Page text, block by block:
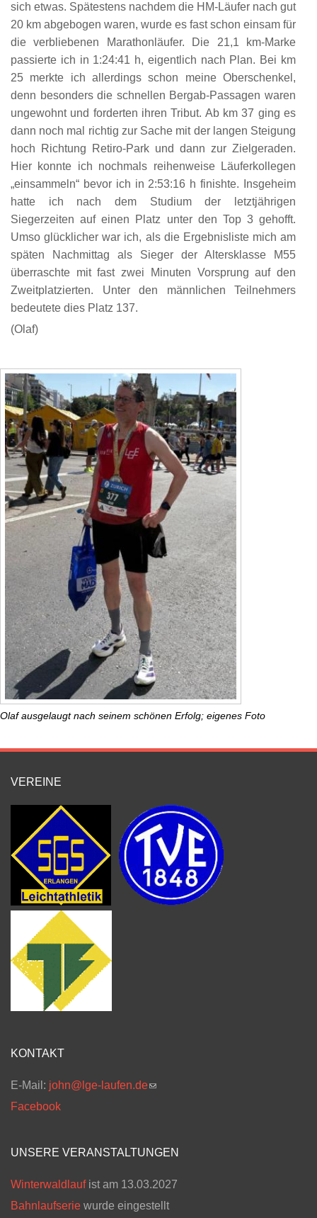
sich etwas. Spätestens nachdem die HM-Läufer nach gut
20 km abgebogen waren, wurde es fast schon einsam für
die verbliebenen Marathonläufer. Die 21,1 km-Marke
passierte ich in 1:24:41 h, eigentlich nach Plan. Bei km
25 merkte ich allerdings schon meine Oberschenkel,
denn besonders die schnellen Bergab-Passagen waren
ungewohnt und forderten ihren Tribut. Ab km 37 ging es
dann noch mal richtig zur Sache mit der langen Steigung
hoch Richtung Retiro-Park und dann zur Zielgeraden.
Hier konnte ich nochmals reihenweise Läuferkollegen
„einsammeln“ bevor ich in 2:53:16 h finishte. Insgeheim
hatte ich nach dem Studium der letztjährigen
Siegerzeiten auf einen Platz unter den Top 3 gehofft.
Umso glücklicher war ich, als die Ergebnisliste mich am
späten Nachmittag als Sieger der Altersklasse M55
überraschte mit fast zwei Minuten Vorsprung auf den
Zweitplatzierten. Unter den männlichen Teilnehmers
bedeutete dies Platz 137.
(Olaf)
Olaf ausgelaugt nach seinem schönen Erfolg; eigenes Foto
VEREINE
KONTAKT
E-Mail: john@lge-laufen.de(link sends e-mail)
Facebook
UNSERE VERANSTALTUNGEN
Winterwaldlaufist am 13.03.2027
Bahnlaufserie wurde eingestellt